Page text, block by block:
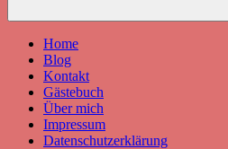
Home
Blog
Kontakt
Gästebuch
Über mich
Impressum
Datenschutzerklärung